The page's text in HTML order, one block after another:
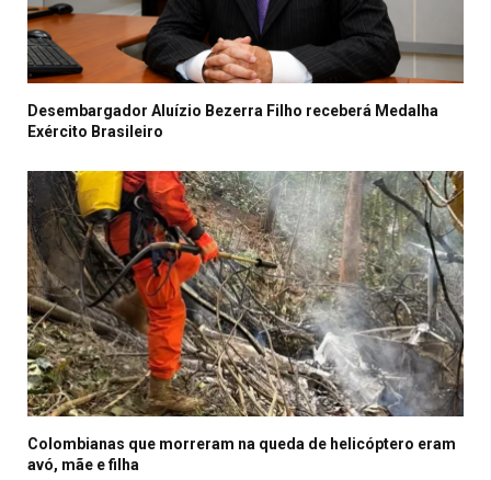
Desembargador Aluízio Bezerra Filho receberá Medalha
Exército Brasileiro
Colombianas que morreram na queda de helicóptero eram
avó, mãe e filha